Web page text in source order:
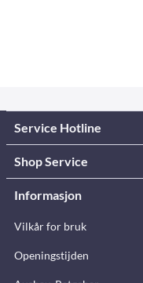
Service Hotline
Shop Service
Informasjon
Vilkår for bruk
Openingstijden